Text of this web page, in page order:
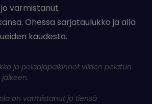
varmistanut
Ohessa sarjataulukko ja alla
kaudesta.
ja pelaajapalkinnot viiden pelatun
on varmistanut jo tiensä